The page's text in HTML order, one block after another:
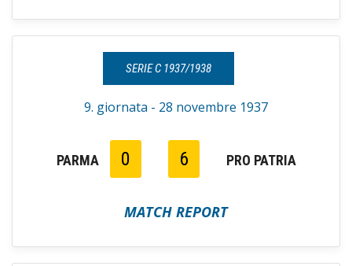
SERIE C 1937/1938
9. giornata - 28 novembre 1937
PARMA 0 6 PRO PATRIA
MATCH REPORT